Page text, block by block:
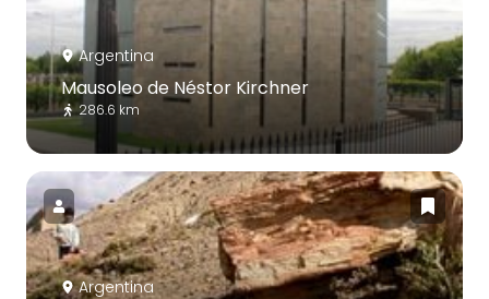
Argentina
Mausoleo de Néstor Kirchner
286.6 km
Argentina